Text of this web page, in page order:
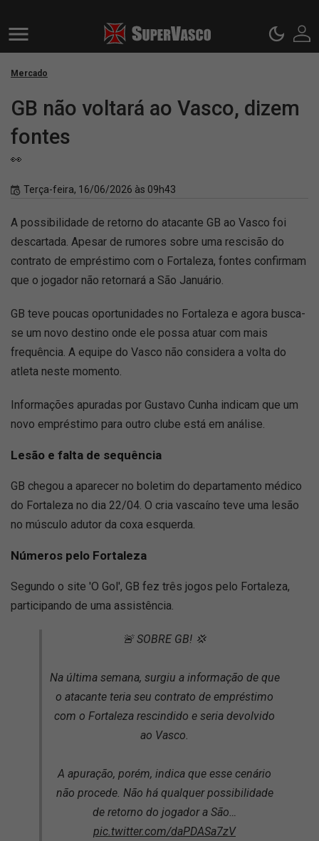
Mercado
GB não voltará ao Vasco, dizem
fontes
👀
Terça-feira, 16/06/2026 às 09h43
A possibilidade de retorno do atacante GB ao Vasco foi
descartada. Apesar de rumores sobre uma rescisão do
contrato de empréstimo com o Fortaleza, fontes confirmam
que o jogador não retornará a São Januário.
GB teve poucas oportunidades no Fortaleza e agora busca-
se um novo destino onde ele possa atuar com mais
frequência. A equipe do Vasco não considera a volta do
atleta neste momento.
Informações apuradas por Gustavo Cunha indicam que um
novo empréstimo para outro clube está em análise.
Lesão e falta de sequência
GB chegou a aparecer no boletim do departamento médico
do Fortaleza no dia 22/04. O cria vascaíno teve uma lesão
no músculo adutor da coxa esquerda.
Números pelo Fortaleza
Segundo o site 'O Gol', GB fez três jogos pelo Fortaleza,
participando de uma assistência.
🚨 SOBRE GB! 💢
Na última semana, surgiu a informação de que
o atacante teria seu contrato de empréstimo
com o Fortaleza rescindido e seria devolvido
ao Vasco.
A apuração, porém, indica que esse cenário
não procede. Não há qualquer possibilidade
de retorno do jogador a São…
pic.twitter.com/daPDASa7zV